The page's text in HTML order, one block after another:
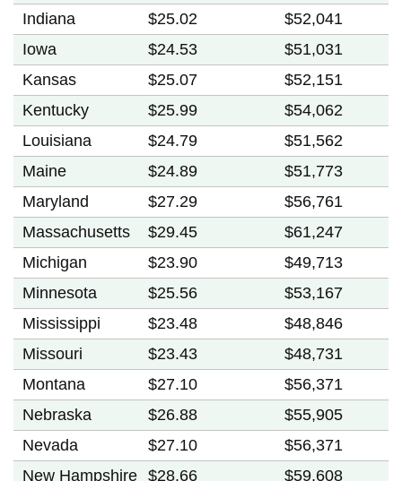
Indiana
$25.02
$52,041
Iowa
$24.53
$51,031
Kansas
$25.07
$52,151
Kentucky
$25.99
$54,062
Louisiana
$24.79
$51,562
Maine
$24.89
$51,773
Maryland
$27.29
$56,761
Massachusetts
$29.45
$61,247
Michigan
$23.90
$49,713
Minnesota
$25.56
$53,167
Mississippi
$23.48
$48,846
Missouri
$23.43
$48,731
Montana
$27.10
$56,371
Nebraska
$26.88
$55,905
Nevada
$27.10
$56,371
New Hampshire $28.66 $59,608